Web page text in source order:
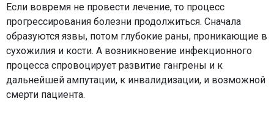
Если вовремя не провести лечение, то процесс
прогрессирования болезни продолжиться. Сначала
образуются язвы, потом глубокие раны, проникающие в
сухожилия и кости. А возникновение инфекционного
процесса спровоцирует развитие гангрены и к
дальнейшей ампутации, к инвалидизации, и возможной
смерти пациента.